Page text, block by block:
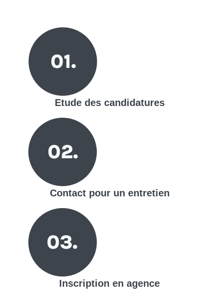
Etude des candidatures
Contact pour un entretien
Inscription en agence